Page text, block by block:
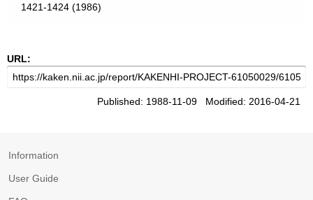
1421-1424 (1986)
URL:
Published: 1988-11-09 Modified: 2016-04-21
Information
User Guide